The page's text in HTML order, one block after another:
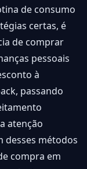
de consumo
certas, é
de comprar
pessoais
à
passando
atenção
desses métodos
compra em